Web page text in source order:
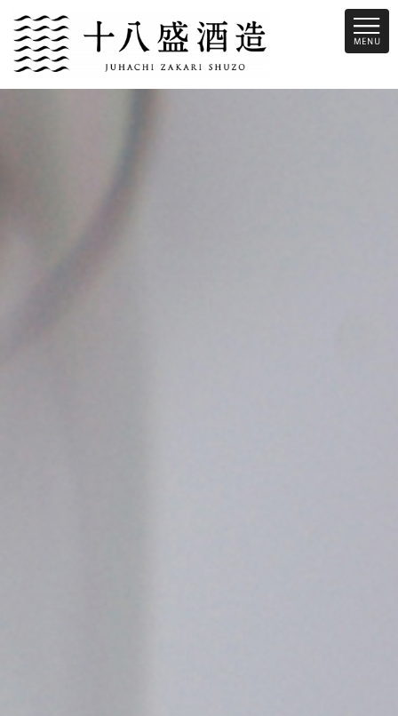
十八盛酒造は、倉敷市児島という瀬戸内際にある蔵です。昔から瀬戸内
の魚介類に合う旨味のあるお酒を造っています。